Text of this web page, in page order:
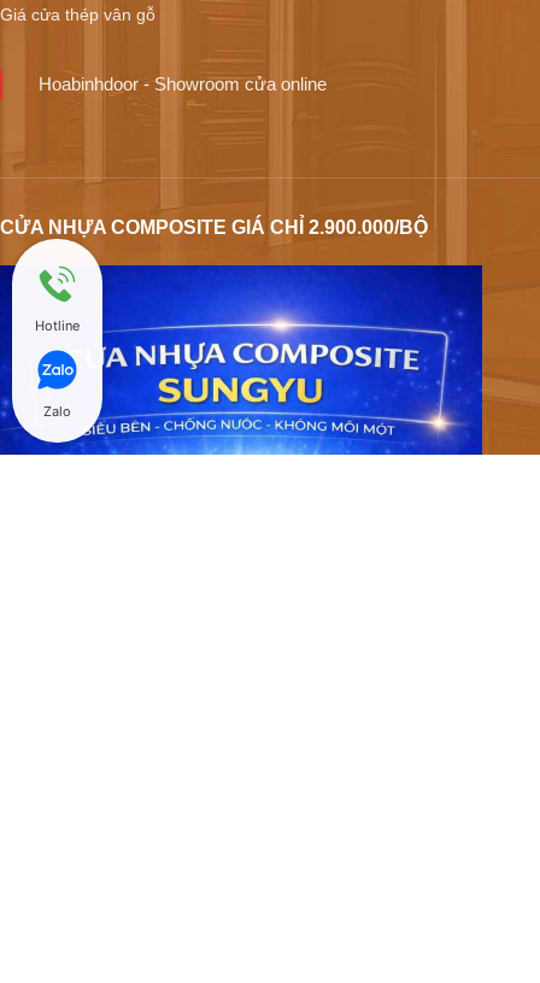
Giá cửa thép vân gỗ
Hoabinhdoor - Showroom cửa online
CỬA NHỰA COMPOSITE GIÁ CHỈ 2.900.000/BỘ
Hotline
Zalo